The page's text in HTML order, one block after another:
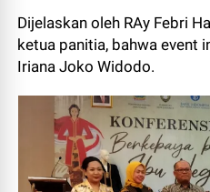
Dijelaskan oleh RAy Febri
ketua panitia, bahwa event
Iriana Joko Widodo.